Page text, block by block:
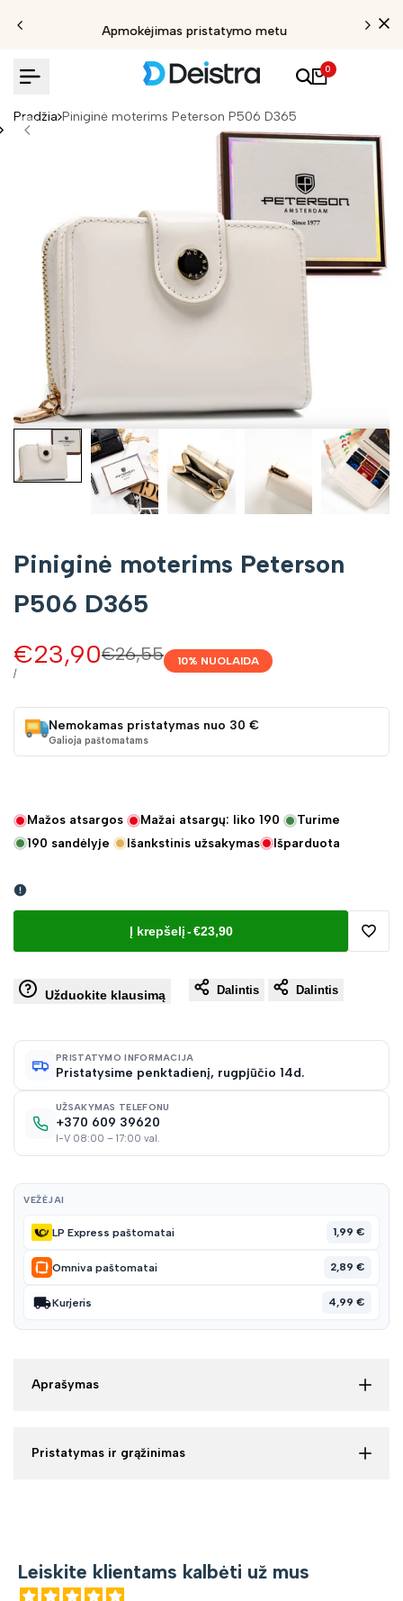
Apmokėjimas pristatymo metu
0
Pradžia Piniginė moterims Peterson P506 D365
Piniginė moterims Peterson
P506 D365
Įprasta
€26,55
Pardavimo
kaina
€23,90
VIENETO
/
10% NUOLAIDA
Nemokamas pristatymas nuo 30 €
Galioja paštomatams
Mažos atsargos Mažai atsargų: liko 190
Turime
190 sandėlyje Išankstinis užsakymas Išparduota
Į krepšelį-€23,90
Užduokite klausimą Dalintis Dalintis
PRISTATYMO INFORMACIJA
Pristatysime penktadienį, rugpjūčio 14d.
UŽSAKYMAS TELEFONU
+370 609 39620
I-V 08:00 – 17:00 val.
VEŽĖJAI
LP Express paštomatai 1,99 €
Omniva paštomatai 2,89 €
Kurjeris 4,99 €
Aprašymas
Pristatymas ir grąžinimas
Leiskite klientams kalbėti už mus